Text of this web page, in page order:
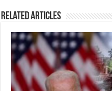
Related Articles